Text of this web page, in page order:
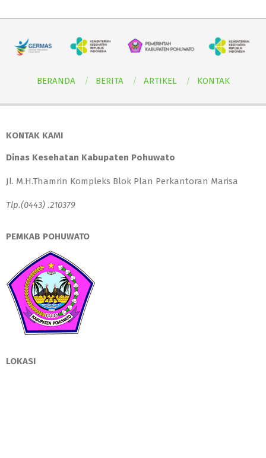
BERANDA BERITA ARTIKEL KONTAK
KONTAK KAMI
Dinas Kesehatan Kabupaten Pohuwato
Jl. M.H.Thamrin Kompleks Blok Plan Perkantoran Marisa
Tlp.(0443) .210379
PEMKAB POHUWATO
LOKASI